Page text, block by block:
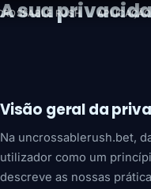
Saltar
RUSH APLICAÇÃO
A sua
Visão geral da
Na uncrossablerush.bet,
utilizador como um
descreve as nossas